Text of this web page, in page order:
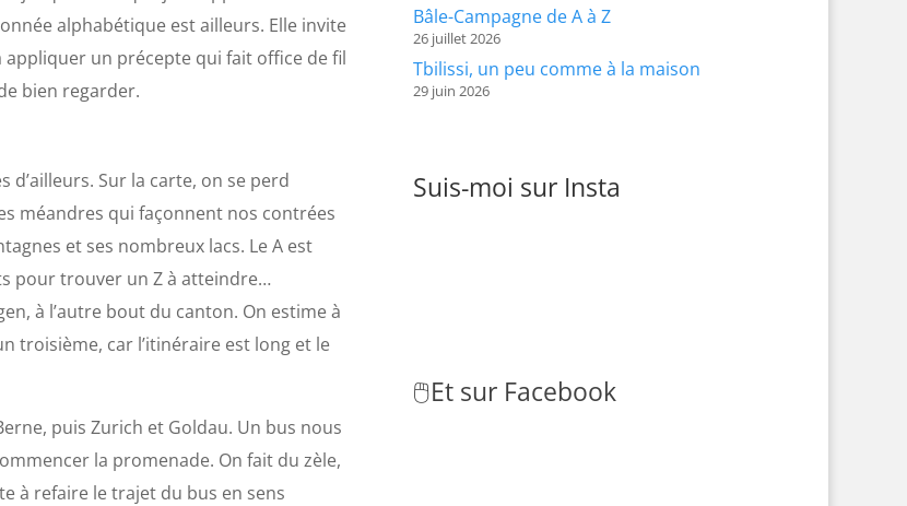
alphabétique est ailleurs. Elle invite
un précepte qui fait office de fil
bien regarder.
d’ailleurs. Sur la carte, on se perd
méandres qui façonnent nos contrées
et ses nombreux lacs. Le A est
pour trouver un Z à atteindre…
à l’autre bout du canton. On estime à
troisième, car l’itinéraire est long et le
puis Zurich et Goldau. Un bus nous
la promenade. On fait du zèle,
à refaire le trajet du bus en sens
Bâle-Campagne de A à Z
26 juillet 2026
Tbilissi, un peu comme à la maison
29 juin 2026
Suis-moi sur Insta
🖱️Et sur Facebook